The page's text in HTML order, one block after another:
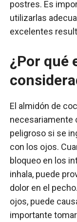
postres. Es
utilizarlas
excelentes
¿Por qué
El almidón de
necesariamente
peligroso si se
con los ojos.
bloqueo en los
inhala, puede
dolor en el
ojos, puede
importante